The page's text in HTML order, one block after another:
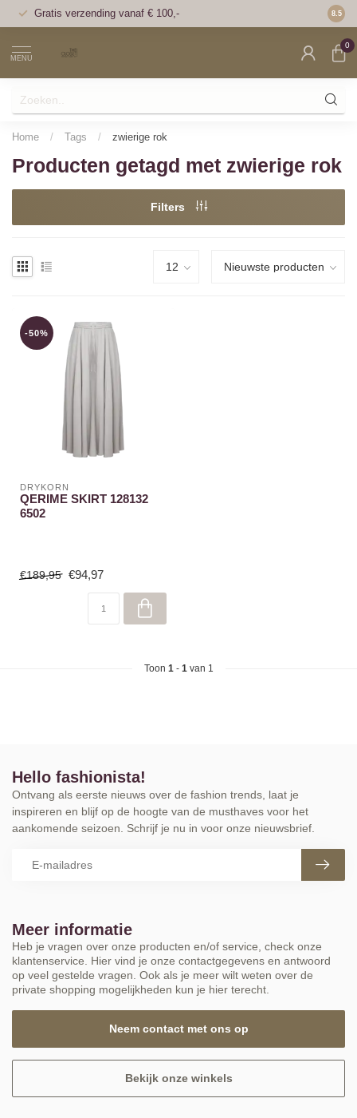
Gratis verzending vanaf € 100,- Voor
8.5
MENU
0
Home / Tags / zwierige rok
Producten getagd met zwierige rok
Filters
-50%
DRYKORN
QERIME SKIRT 128132
6502
€189,95 €94,97
Toon 1- 1van 1
Meer informatie
Heb je vragen over onze producten en/of service, check onze
klantenservice. Hier vind je onze contactgegevens en antwoord
op veel gestelde vragen. Ook als je meer wilt weten over de
private shopping mogelijkheden kun je hier terecht.
Neem contact met ons op
Bekijk onze winkels
Hello fashionista!
Ontvang als eerste nieuws over de fashion trends, laat je
inspireren en blijf op de hoogte van de musthaves voor het
aankomende seizoen. Schrijf je nu in voor onze nieuwsbrief.